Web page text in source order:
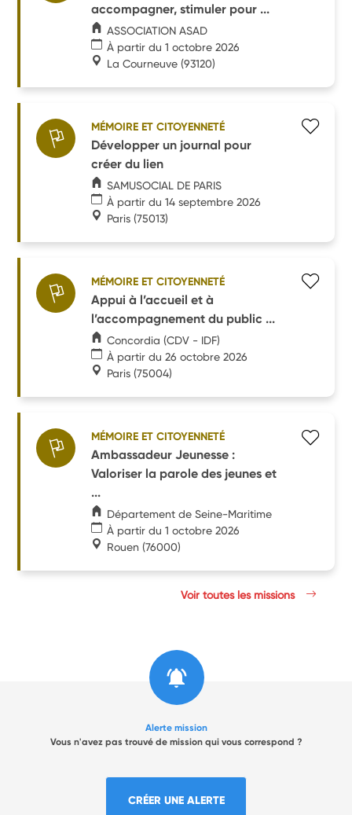
accompagner, stimuler pour ...
ASSOCIATION ASAD
À partir du 1 octobre 2026
La Courneuve (93120)
MÉMOIRE ET CITOYENNETÉ
Développer un journal pour
créer du lien
SAMUSOCIAL DE PARIS
À partir du 14 septembre 2026
Paris (75013)
MÉMOIRE ET CITOYENNETÉ
Appui à l’accueil et à
l’accompagnement du public ...
Concordia (CDV - IDF)
À partir du 26 octobre 2026
Paris (75004)
MÉMOIRE ET CITOYENNETÉ
Ambassadeur Jeunesse :
Valoriser la parole des jeunes et
...
Département de Seine-Maritime
À partir du 1 octobre 2026
Rouen (76000)
Voir toutes les missions
Alerte mission
Vous n'avez pas trouvé de mission qui vous correspond ?
CRÉER UNE ALERTE